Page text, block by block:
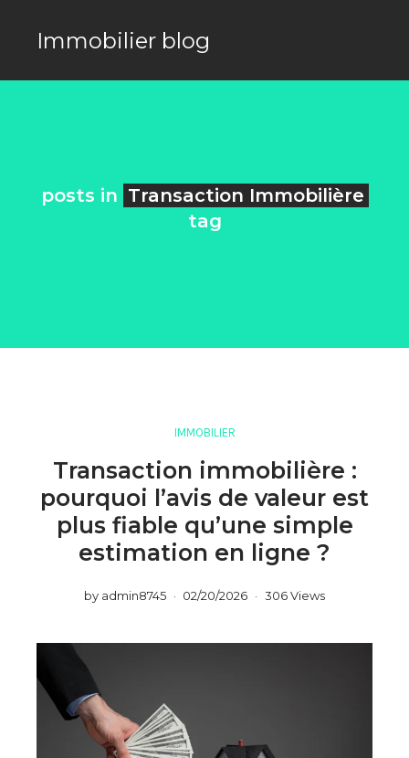
Immobilier blog
posts in Transaction Immobilière
tag
IMMOBILIER
Transaction immobilière :
pourquoi l’avis de valeur est
plus fiable qu’une simple
estimation en ligne ?
by admin8745 02/20/2026 306 Views